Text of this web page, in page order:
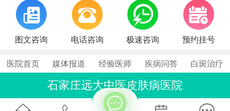
图文咨询 电话咨询 极速咨询 预约挂号
医院首页 媒体报道 经验医师 疾病问答 白斑治疗
石家庄远大中医皮肤病医院
联系电话：0311-86990555